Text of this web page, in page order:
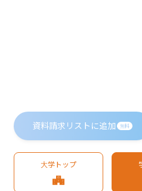
資料請求リストに追加 無料
大学トップ